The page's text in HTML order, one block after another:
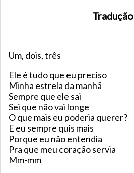
Tradução
Um, dois, três
Ele é tudo que eu preciso
Minha estrela da manhã
Sempre que ele sai
Sei que não vai longe
O que mais eu poderia querer?
E eu sempre quis mais
Porque eu não entendia
Pra que meu coração servia
Mm-mm